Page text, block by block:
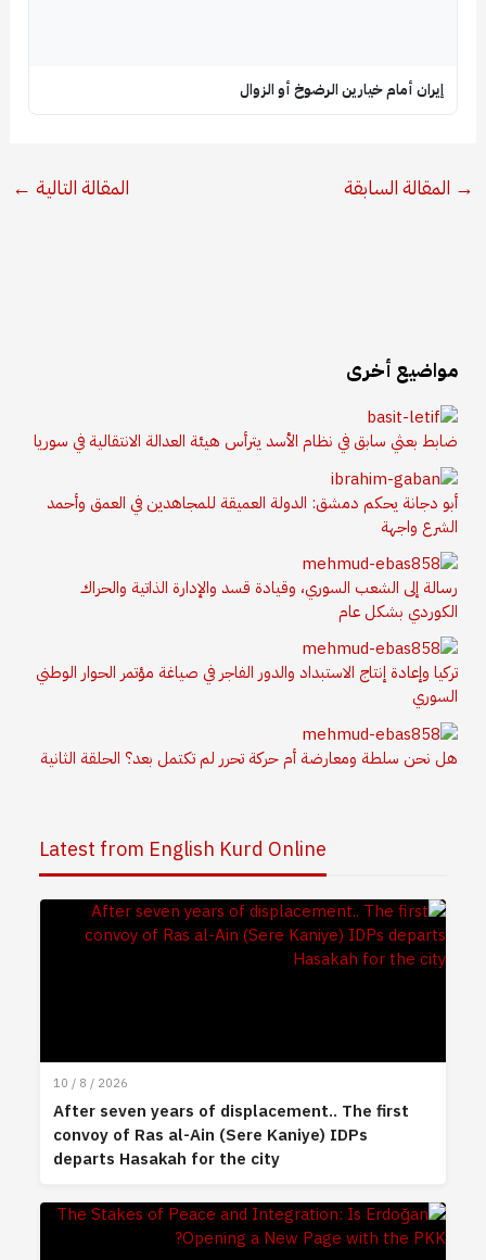
إيران أمام خيارين الرضوخ أو الزوال
→ المقالة السابقة المقالة التالية ←
مواضيع أخرى
ضابط بعثي سابق في نظام الأسد يترأس هيئة العدالة الانتقالية في سوريا
أبو دجانة يحكم دمشق: الدولة العميقة للمجاهدين في العمق وأحمد
الشرع واجهة
رسالة إلى الشعب السوري، وقيادة قسد والإدارة الذاتية والحراك
الكوردي بشكل عام
تركيا وإعادة إنتاج الاستبداد والدور الفاجر في صياغة مؤتمر الحوار الوطني
السوري
هل نحن سلطة ومعارضة أم حركة تحرر لم تكتمل بعد؟ الحلقة الثانية
Latest from English Kurd Online
10 / 8 / 2026
After seven years of displacement.. The first
convoy of Ras al-Ain (Sere Kaniye) IDPs
departs Hasakah for the city